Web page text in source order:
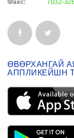
Факс:
7032-
ӨВӨРХАНГАЙ
АППЛИКЕЙШН